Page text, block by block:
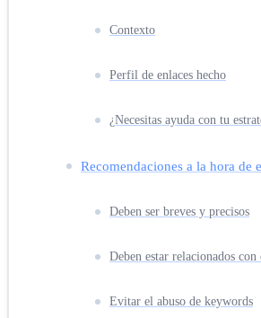
Contexto
Perfil de enlaces hecho
¿Necesitas ayuda con tu
Recomendaciones a la hora de
Deben ser breves y precisos
Deben estar relacionados
Evitar el abuso de keywords